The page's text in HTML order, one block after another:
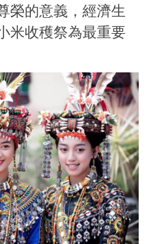
榮的意義，經濟生
米收穫祭為最重要